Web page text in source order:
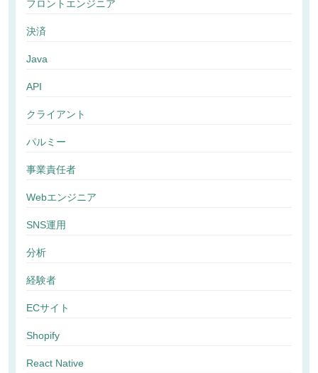
フロントエンジニア
決済
Java
API
クライアント
パルミー
事業責任者
Webエンジニア
SNS運用
分析
経験者
ECサイト
Shopify
React Native